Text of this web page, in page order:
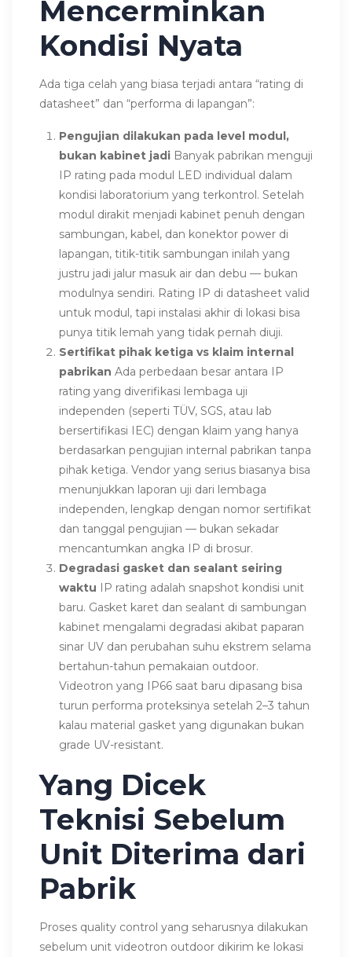
Mencerminkan
Kondisi Nyata
Ada tiga celah yang biasa terjadi antara “rating di
datasheet” dan “performa di lapangan”:
Pengujian dilakukan pada level modul,
bukan kabinet jadi Banyak pabrikan menguji
IP rating pada modul LED individual dalam
kondisi laboratorium yang terkontrol. Setelah
modul dirakit menjadi kabinet penuh dengan
sambungan, kabel, dan konektor power di
lapangan, titik-titik sambungan inilah yang
justru jadi jalur masuk air dan debu — bukan
modulnya sendiri. Rating IP di datasheet valid
untuk modul, tapi instalasi akhir di lokasi bisa
punya titik lemah yang tidak pernah diuji.
Sertifikat pihak ketiga vs klaim internal
pabrikan Ada perbedaan besar antara IP
rating yang diverifikasi lembaga uji
independen (seperti TÜV, SGS, atau lab
bersertifikasi IEC) dengan klaim yang hanya
berdasarkan pengujian internal pabrikan tanpa
pihak ketiga. Vendor yang serius biasanya bisa
menunjukkan laporan uji dari lembaga
independen, lengkap dengan nomor sertifikat
dan tanggal pengujian — bukan sekadar
mencantumkan angka IP di brosur.
Degradasi gasket dan sealant seiring
waktu IP rating adalah snapshot kondisi unit
baru. Gasket karet dan sealant di sambungan
kabinet mengalami degradasi akibat paparan
sinar UV dan perubahan suhu ekstrem selama
bertahun-tahun pemakaian outdoor.
Videotron yang IP66 saat baru dipasang bisa
turun performa proteksinya setelah 2–3 tahun
kalau material gasket yang digunakan bukan
grade UV-resistant.
Yang Dicek
Teknisi Sebelum
Unit Diterima dari
Pabrik
Proses quality control yang seharusnya dilakukan
sebelum unit videotron outdoor dikirim ke lokasi